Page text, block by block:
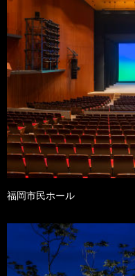
福岡市民ホール